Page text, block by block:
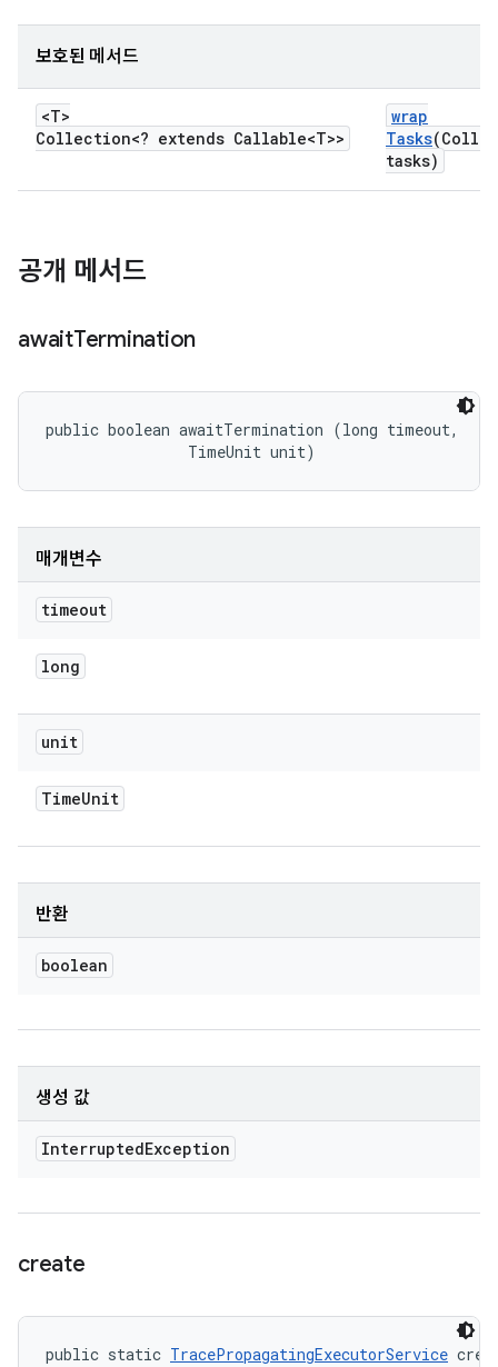
보호된 메서드
<T>
Collection<? extends Callable<T>>
wrap
Tasks
tasks)
공개 메서드
awaitTermination
public boolean awaitTermination (long timeout,
                TimeUnit unit)
매개변수
timeout
long
unit
TimeUnit
반환
boolean
생성 값
InterruptedException
create
public static TracePropagatingExecutorService